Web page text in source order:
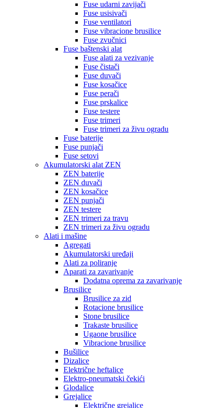
Fuse udarni zavijači
Fuse usisivači
Fuse ventilatori
Fuse vibracione brusilice
Fuse zvučnici
Fuse baštenski alat
Fuse alati za vezivanje
Fuse čistači
Fuse duvači
Fuse kosačice
Fuse perači
Fuse prskalice
Fuse testere
Fuse trimeri
Fuse trimeri za živu ogradu
Fuse baterije
Fuse punjači
Fuse setovi
Akumulatorski alat ZEN
ZEN baterije
ZEN duvači
ZEN kosačice
ZEN punjači
ZEN testere
ZEN trimeri za travu
ZEN trimeri za živu ogradu
Alati i mašine
Agregati
Akumulatorski uređaji
Alati za poliranje
Aparati za zavarivanje
Dodatna oprema za zavarivanje
Brusilice
Brusilice za zid
Rotacione brusilice
Stone brusilice
Trakaste brusilice
Ugaone brusilice
Vibracione brusilice
Bušilice
Dizalice
Električne heftalice
Elektro-pneumatski čekići
Glodalice
Grejalice
Električne grejalice